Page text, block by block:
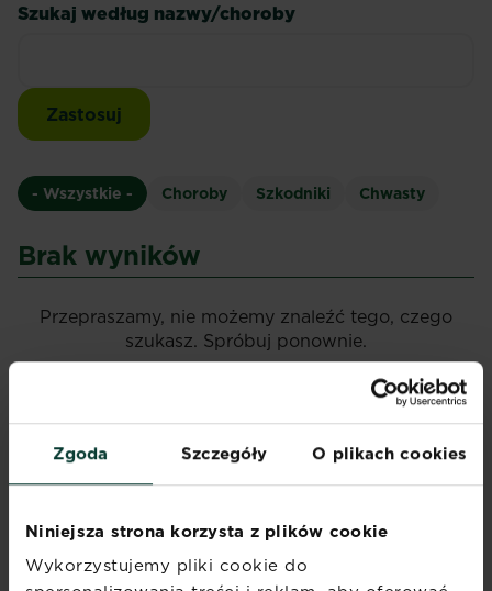
Zgoda Szczegóły O plikach cookies
Niniejsza strona korzysta z plików cookie
Wykorzystujemy pliki cookie do
Szukaj według nazwy/choroby
- Wszystkie - Choroby Szkodniki Chwasty
Brak wyników
Przepraszamy, nie możemy znaleźć tego, czego
szukasz. Spróbuj ponownie.
Zapisz się na nasz
newsletter